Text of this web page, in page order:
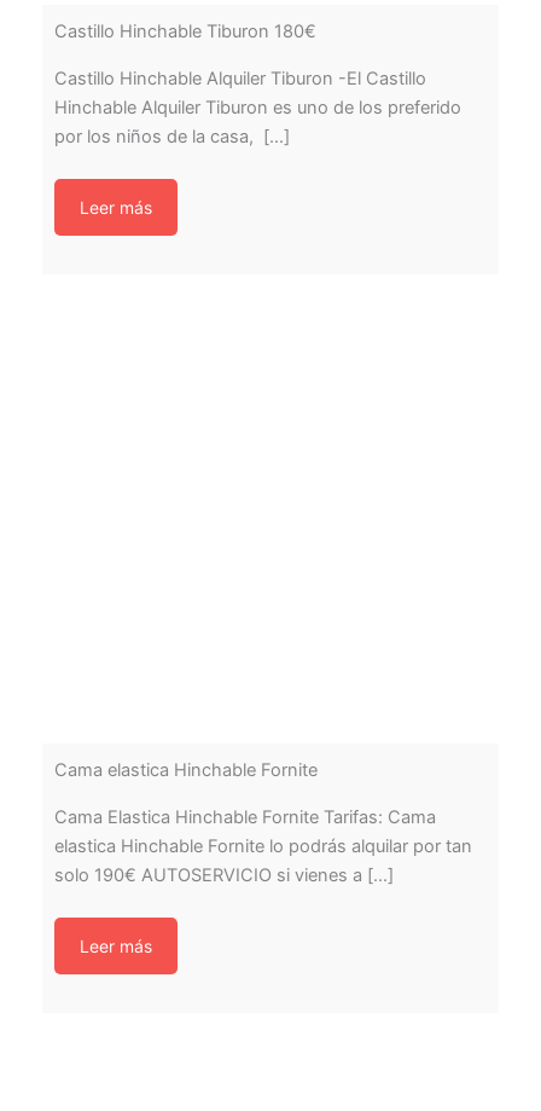
Castillo Hinchable Tiburon 180€
Castillo Hinchable Alquiler Tiburon -El Castillo
Hinchable Alquiler Tiburon es uno de los preferido
por los niños de la casa, [...]
Leer más
Cama elastica Hinchable Fornite
Cama Elastica Hinchable Fornite Tarifas: Cama
elastica Hinchable Fornite lo podrás alquilar por tan
solo 190€ AUTOSERVICIO si vienes a [...]
Leer más